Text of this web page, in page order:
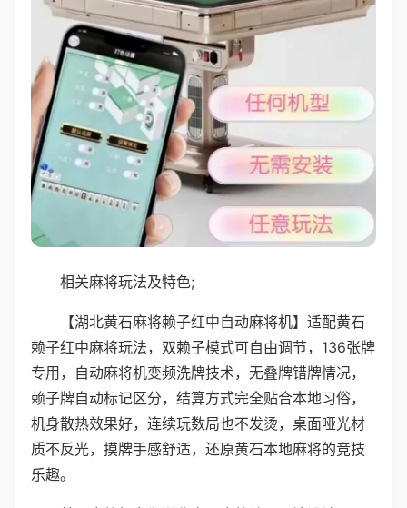
相关麻将玩法及特色;
【湖北黄石麻将赖子红中自动麻将机】适配黄石
赖子红中麻将玩法，双赖子模式可自由调节，136张牌
专用，自动麻将机变频洗牌技术，无叠牌错牌情况，
赖子牌自动标记区分，结算方式完全贴合本地习俗，
机身散热效果好，连续玩数局也不发烫，桌面哑光材
质不反光，摸牌手感舒适，还原黄石本地麻将的竞技
乐趣。